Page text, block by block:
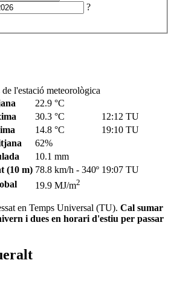
?
l'estació meteorològica
22.9 °C
30.3 °C
12:12 TU
14.8 °C
19:10 TU
62%
10.1 mm
(10 m) 78.8 km/h - 340º 19:07 TU
19.9 MJ/m2
en Temps Universal (TU). Cal sumar
i dues en horari d'estiu per passar